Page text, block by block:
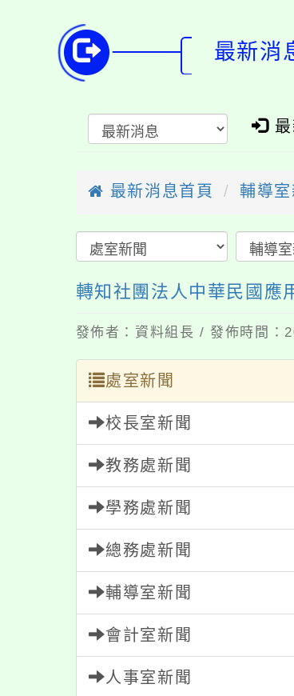
最新消
最
最新消息首頁 輔導室
轉知社團法人中華民國應
發佈者：資料組長 / 發佈時間：
處室新聞
校長室新聞
教務處新聞
學務處新聞
總務處新聞
輔導室新聞
會計室新聞
人事室新聞